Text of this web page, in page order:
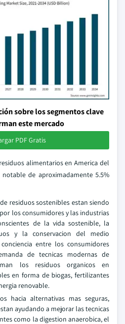
sobre los segmentos clave
este mercado
PDF Gratis
alimentarios en America del
notable de aproximadamente 5.5%
residuos sostenibles estan siendo
los consumidores y las industrias
de la vida sostenible, la
y la conservacion del medio
entre los consumidores
de tecnicas modernas de
los residuos organicos en
en forma de biogas, fertilizantes
renovable.
hacia alternativas mas seguras,
ayudando a mejorar las tecnicas
como la digestion anaerobica, el